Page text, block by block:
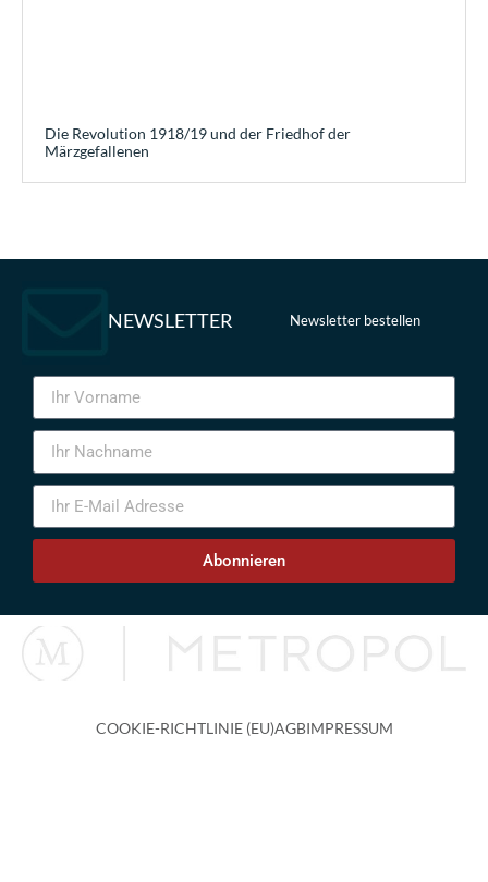
Die Revolution 1918/19 und der Friedhof der
Märzgefallenen
NEWSLETTER Newsletter bestellen
Abonnieren
COOKIE-RICHTLINIE (EU)AGBIMPRESSUM